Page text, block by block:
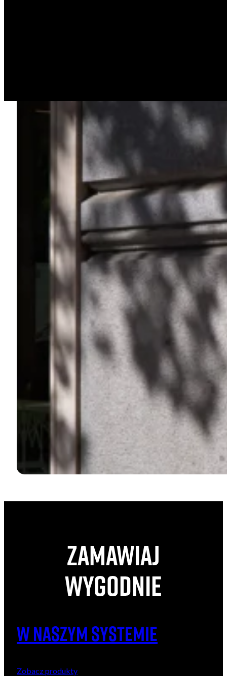
Zamawiaj
wygodnie
W naszym systemie
Zobacz produkty